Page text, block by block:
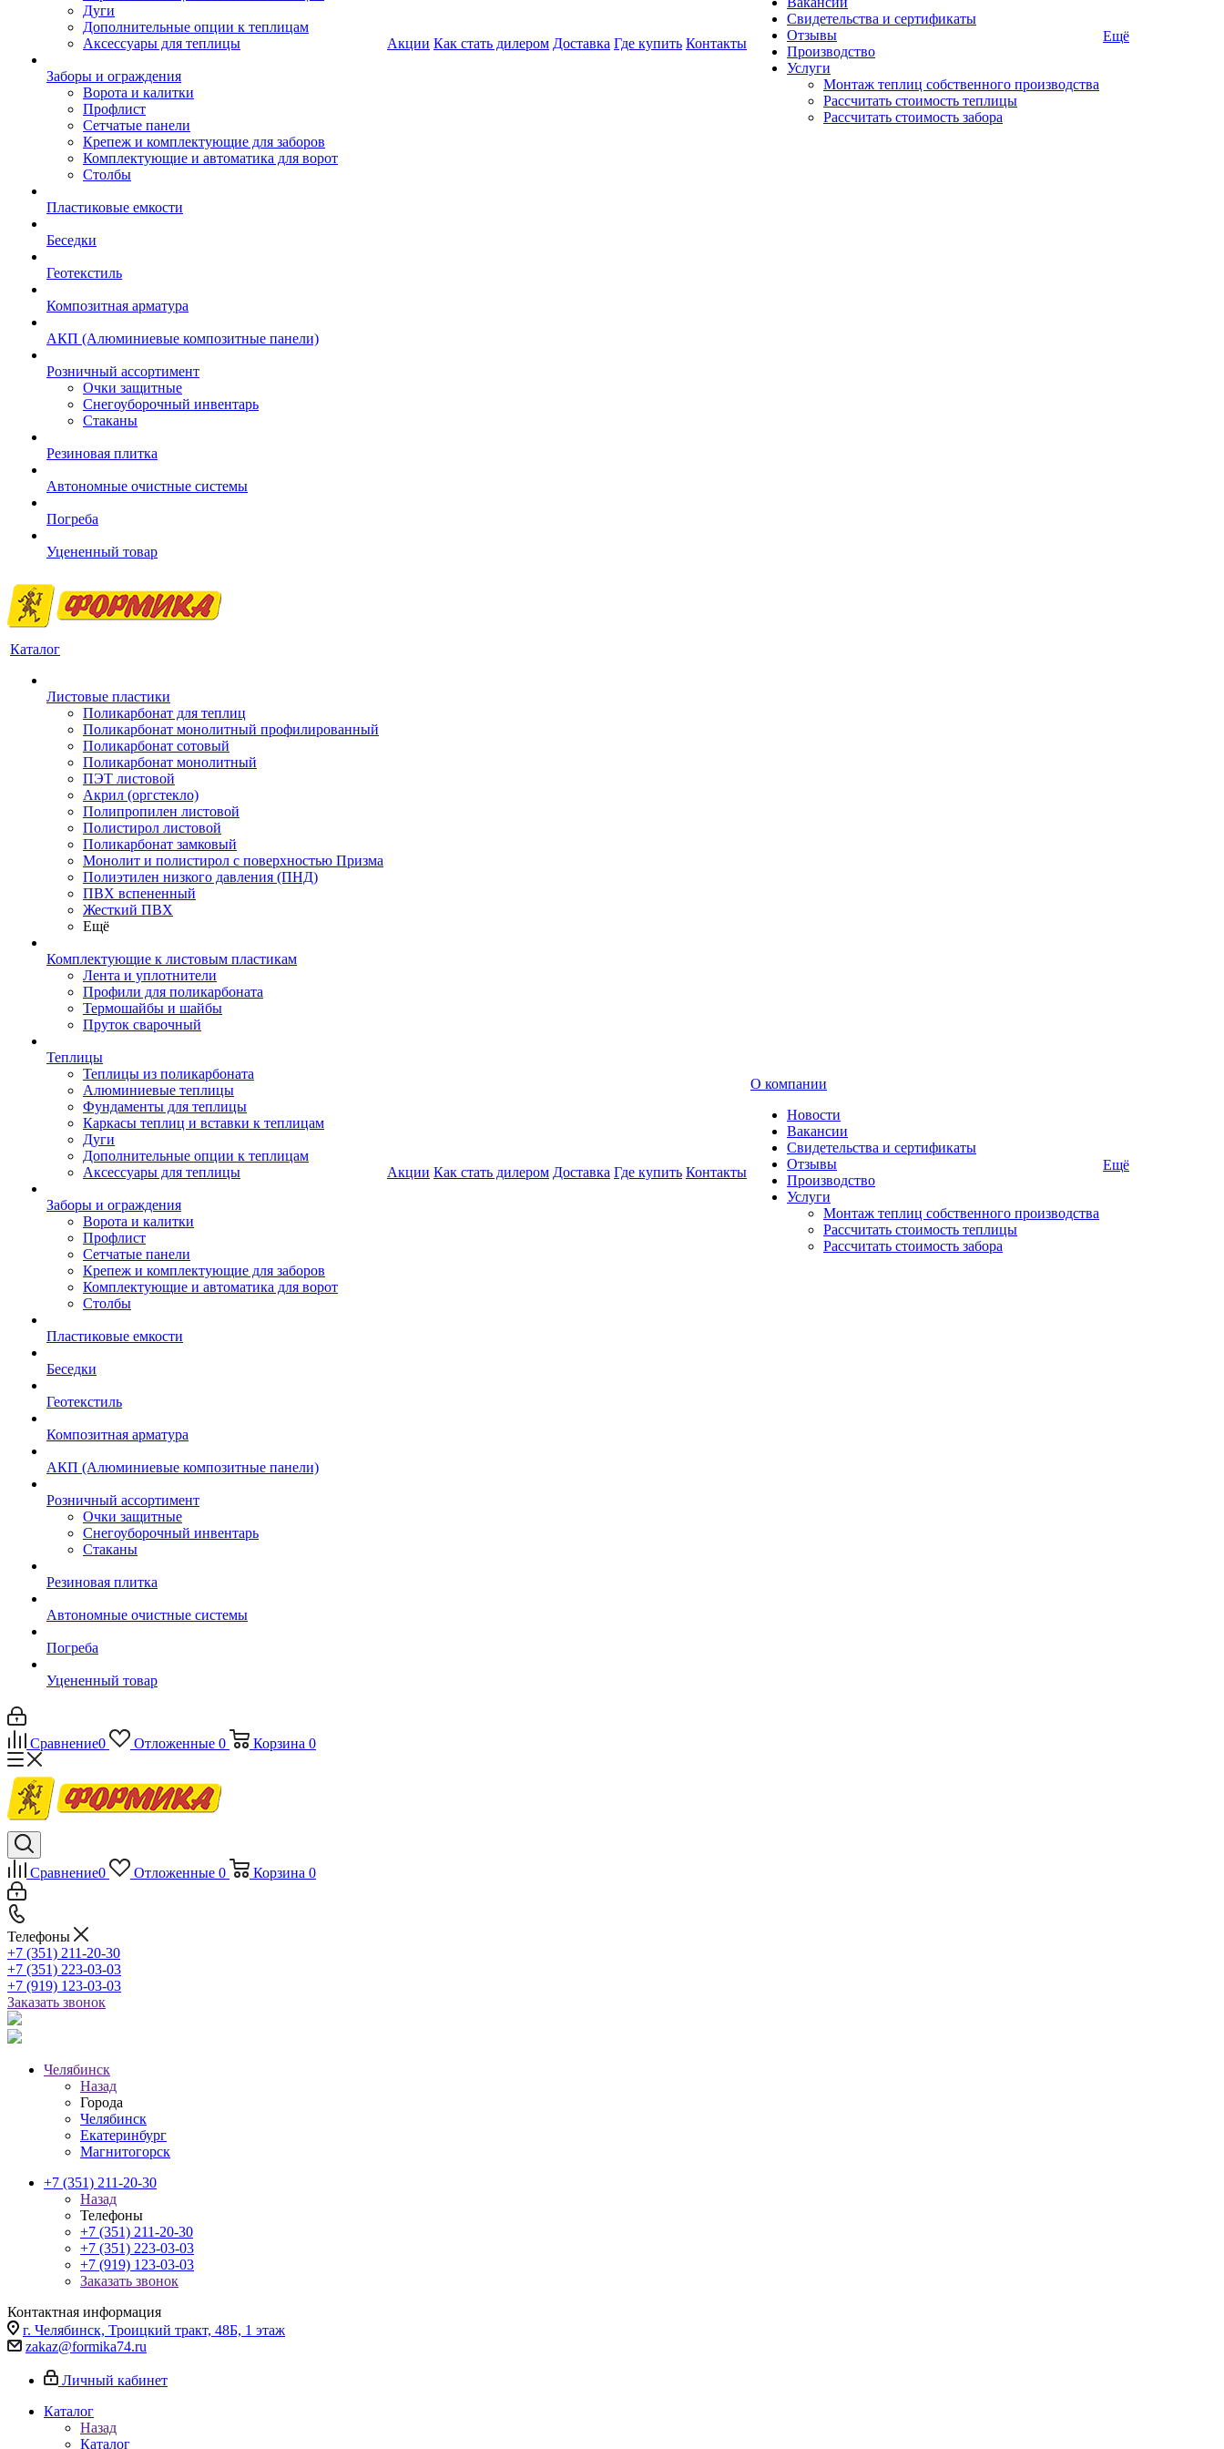
Дуги
Дополнительные опции к теплицам
Аксессуары для теплицы
Заборы и ограждения
Ворота и калитки
Профлист
Сетчатые панели
Крепеж и комплектующие для заборов
Комплектующие и автоматика для ворот
Столбы
Пластиковые емкости
Беседки
Геотекстиль
Композитная арматура
АКП (Алюминиевые композитные панели)
Розничный ассортимент
Очки защитные
Снегоуборочный инвентарь
Стаканы
Резиновая плитка
Автономные очистные системы
Погреба
Уцененный товар
Акции Как стать дилером Доставка Где купить Контакты
Свидетельства и сертификаты
Отзывы
Производство
Услуги
Монтаж теплиц собственного производства
Рассчитать стоимость теплицы
Рассчитать стоимость забора
Ещё
Каталог
Листовые пластики
Поликарбонат для теплиц
Поликарбонат монолитный профилированный
Поликарбонат сотовый
Поликарбонат монолитный
ПЭТ листовой
Акрил (оргстекло)
Полипропилен листовой
Полистирол листовой
Поликарбонат замковый
Монолит и полистирол с поверхностью Призма
Полиэтилен низкого давления (ПНД)
ПВХ вспененный
Жесткий ПВХ
Ещё
Комплектующие к листовым пластикам
Лента и уплотнители
Профили для поликарбоната
Термошайбы и шайбы
Пруток сварочный
Теплицы
Теплицы из поликарбоната
Алюминиевые теплицы
Фундаменты для теплицы
Каркасы теплиц и вставки к теплицам
Дуги
Дополнительные опции к теплицам
Аксессуары для теплицы
Заборы и ограждения
Ворота и калитки
Профлист
Сетчатые панели
Крепеж и комплектующие для заборов
Комплектующие и автоматика для ворот
Столбы
Пластиковые емкости
Беседки
Геотекстиль
Композитная арматура
АКП (Алюминиевые композитные панели)
Розничный ассортимент
Очки защитные
Снегоуборочный инвентарь
Стаканы
Резиновая плитка
Автономные очистные системы
Погреба
Уцененный товар
Акции Как стать дилером Доставка Где купить Контакты
О компании
Новости
Вакансии
Свидетельства и сертификаты
Отзывы
Производство
Услуги
Монтаж теплиц собственного производства
Рассчитать стоимость теплицы
Рассчитать стоимость забора
Ещё
Сравнение0 Отложенные 0 Корзина 0
Сравнение0 Отложенные 0 Корзина 0
Телефоны
+7 (351) 211-20-30
+7 (351) 223-03-03
+7 (919) 123-03-03
Заказать звонок
Челябинск
Назад
Города
Челябинск
Екатеринбург
Магнитогорск
+7 (351) 211-20-30
Назад
Телефоны
+7 (351) 211-20-30
+7 (351) 223-03-03
+7 (919) 123-03-03
Заказать звонок
Контактная информация
г. Челябинск, Троицкий тракт, 48Б, 1 этаж
zakaz@formika74.ru
Личный кабинет
Каталог
Назад
Каталог